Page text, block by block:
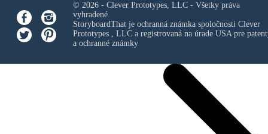
© 2026 - Clever Prototypes, LLC - Všetky práva
vyhradené.
StoryboardThat je ochranná známka spoločnosti Clever
Prototypes , LLCa registrovaná na úrade USA pre
a ochranné známky